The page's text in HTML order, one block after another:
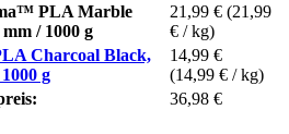
PLA Marble
/ 1000 g
21,99 € (21,99
€ / kg)
Charcoal Black,
g
14,99 €
(14,99 € / kg)
36,98 €